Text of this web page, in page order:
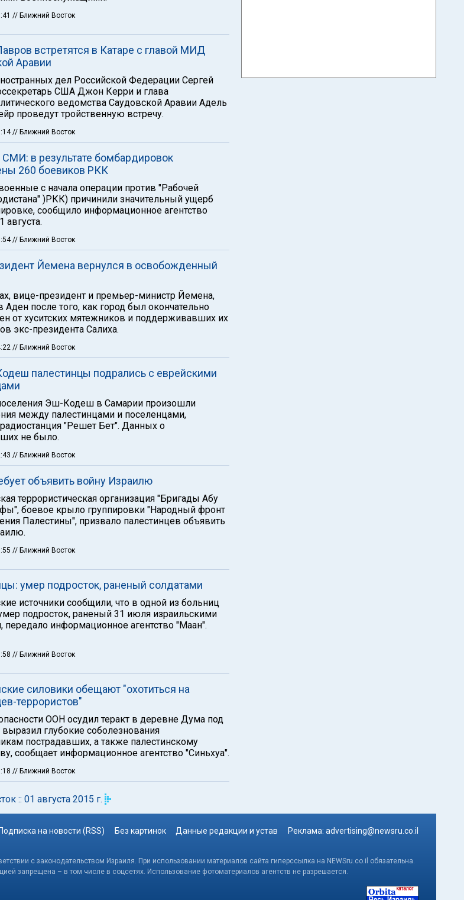
// Ближний Восток
встретятся в Катаре с главой МИД
Аравии
дел Российской Федерации Сергей
США Джон Керри и глава
ведомства Саудовской Аравии Адель
проведут тройственную встречу.
// Ближний Восток
СМИ: в результате бомбардировок
260 боевиков РКК
с начала операции против "Рабочей
)РКК) причинили значительный ущерб
сообщило информационное агентство
августа.
// Ближний Восток
Йемена вернулся в освобожденный
вице-президент и премьер-министр Йемена,
Аден после того, как город был окончательно
от хуситских мятежников и поддерживавших их
экс-президента Салиха.
// Ближний Восток
палестинцы подрались с еврейскими
Эш-Кодеш в Самарии произошли
между палестинцами и поселенцами,
"Решет Бет". Данных о
не было.
// Ближний Восток
объявить войну Израилю
террористическая организация "Бригады Абу
боевое крыло группировки "Народный фронт
Палестины", призвало палестинцев объявить
// Ближний Восток
умер подросток, раненый солдатами
источники сообщили, что в одной из больниц
подросток, раненый 31 июля израильскими
информационное агентство "Маан".
// Ближний Восток
силовики обещают "охотиться на
террористов"
ООН осудил теракт в деревне Дума под
глубокие соболезнования
пострадавших, а также палестинскому
сообщает информационное агентство "Синьхуа".
// Ближний Восток
:: 01 августа 2015 г.
Подписка на новости (RSS) Без картинок Данные редакции и устав Реклама: advertising@newsru.co.il
с законодательством Израиля. При использовании материалов сайта гиперссылка на NEWSru.co.il обязательна.
запрещена – в том числе в соцсетях. Использование фотоматериалов агентств не разрешается.